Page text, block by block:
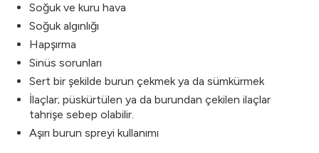
Soğuk ve kuru hava
Soğuk algınlığı
Hapşırma
Sinüs sorunları
Sert bir şekilde burun çekmek ya da sümkürmek
İlaçlar; püskürtülen ya da burundan çekilen ilaçlar
tahrişe sebep olabilir.
Aşırı burun spreyi kullanımı